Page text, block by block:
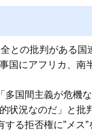
との批判がある国
国にアフリカ、南
多国間主義が危機
状況なのだ」と批
る拒否権に”メス